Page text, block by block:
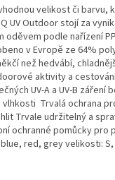
velikost či barvu,
UV Outdoor stojí za
oděvem podle nařízení
v Evropě ze 64%
než hedvábí,
aktivity a
UV-A a UV-B
Trvalá ochrana
Trvale udržitelný a
ochranné pomůcky pro
red, grey velikosti: S,